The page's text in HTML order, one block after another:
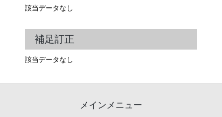
該当データなし
補足訂正
該当データなし
メインメニュー